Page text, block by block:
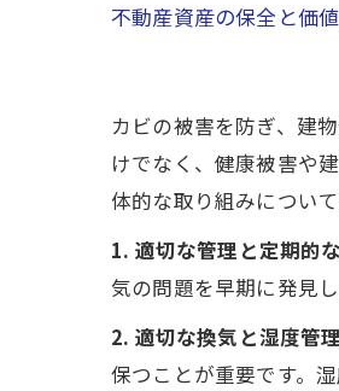
不動産資産の保全と価
カビの被害を防ぎ、建
けでなく、健康被害や
体的な取り組みについて
1. 適切な管理と定期的
気の問題を早期に発見
2. 適切な換気と湿度管
保つことが重要です。